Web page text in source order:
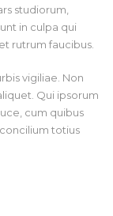
studiorum,
in culpa qui
rutrum faucibus.
vigiliae. Non
Qui ipsorum
cum quibus
totius